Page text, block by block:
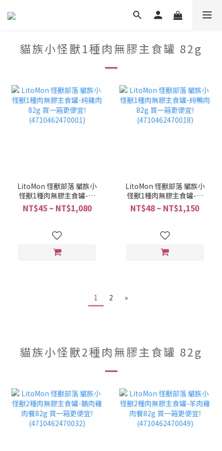
貓族小怪獸1種肉無膠主食罐 82g
LitoMon 怪獸部落 貓族小
怪獸1種肉無膠主食罐-純
雞肉 82g 買一箱更便宜!
(4710462470001)
NT$45 ~ NT$1,080
LitoMon 怪獸部落 貓族小
怪獸1種肉無膠主食罐-純
鴨肉 82g 買一箱更便宜!
(4710462470018)
NT$48 ~ NT$1,150
1 2 »
貓族小怪獸2種肉無膠主食罐 82g